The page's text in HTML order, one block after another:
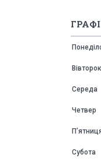
Вівторок
Середа
Четвер
Субота